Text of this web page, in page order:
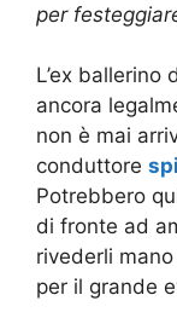
per
L’ex ballerino
ancora
non è mai
conduttore
Potrebbero
di fronte ad
rivederli
per il grande